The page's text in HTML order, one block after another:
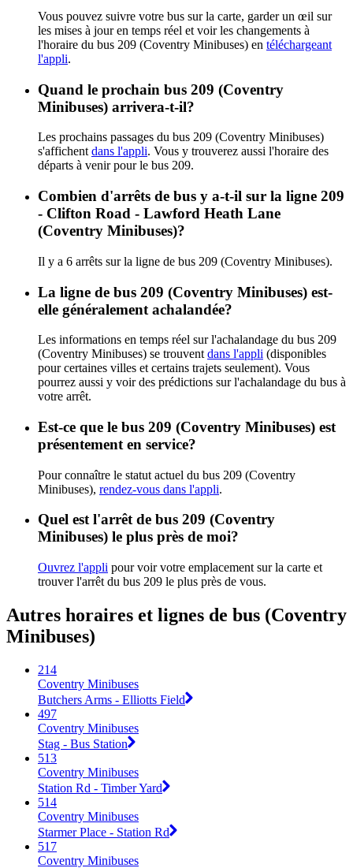
Vous pouvez suivre votre bus sur la carte, garder un œil sur
les mises à jour en temps réel et voir les changements à
l'horaire du bus 209 (Coventry Minibuses) en téléchargeant
l'appli.
Quand le prochain bus 209 (Coventry
Minibuses) arrivera-t-il?
Les prochains passages du bus 209 (Coventry Minibuses)
s'affichent dans l'appli. Vous y trouverez aussi l'horaire des
départs à venir pour le bus 209.
Combien d'arrêts de bus y a-t-il sur la ligne 209
- Clifton Road - Lawford Heath Lane
(Coventry Minibuses)?
Il y a 6 arrêts sur la ligne de bus 209 (Coventry Minibuses).
La ligne de bus 209 (Coventry Minibuses) est-
elle généralement achalandée?
Les informations en temps réel sur l'achalandage du bus 209
(Coventry Minibuses) se trouvent dans l'appli (disponibles
pour certaines villes et certains trajets seulement). Vous
pourrez aussi y voir des prédictions sur l'achalandage du bus à
votre arrêt.
Est-ce que le bus 209 (Coventry Minibuses) est
présentement en service?
Pour connaître le statut actuel du bus 209 (Coventry
Minibuses), rendez-vous dans l'appli.
Quel est l'arrêt de bus 209 (Coventry
Minibuses) le plus près de moi?
Ouvrez l'appli pour voir votre emplacement sur la carte et
trouver l'arrêt du bus 209 le plus près de vous.
Autres horaires et lignes de bus (Coventry
Minibuses)
214
Coventry Minibuses
Butchers Arms - Elliotts Field
497
Coventry Minibuses
Stag - Bus Station
513
Coventry Minibuses
Station Rd - Timber Yard
514
Coventry Minibuses
Starmer Place - Station Rd
517
Coventry Minibuses